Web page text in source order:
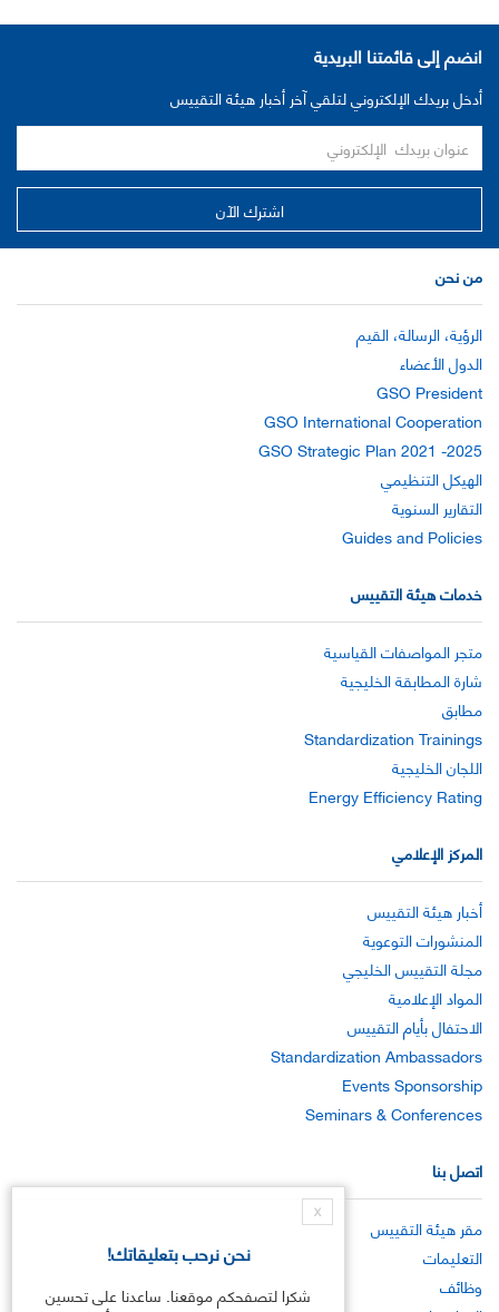
انضم إلى قائمتنا البريدية
أدخل بريدك الإلكتروني لتلقي آخر أخبار هيئة التقييس
من نحن
الرؤية، الرسالة، القيم
الدول الأعضاء
GSO President
GSO International Cooperation
GSO Strategic Plan 2021 -2025
الهيكل التنظيمي
التقارير السنوية
Guides and Policies
خدمات هيئة التقييس
متجر المواصفات القياسية
شارة المطابقة الخليجية
مطابق
Standardization Trainings
اللجان الخليجية
Energy Efficiency Rating
المركز الإعلامي
أخبار هيئة التقييس
المنشورات التوعوية
مجلة التقييس الخليجي
المواد الإعلامية
الاحتفال بأيام التقييس
Standardization Ambassadors
Events Sponsorship
Seminars & Conferences
اتصل بنا
مقر هيئة التقييس
التعليمات
وظائف
X
نحن نرحب بتعليقاتك!
شكرا لتصفحكم موقعنا. ساعدنا على تحسين